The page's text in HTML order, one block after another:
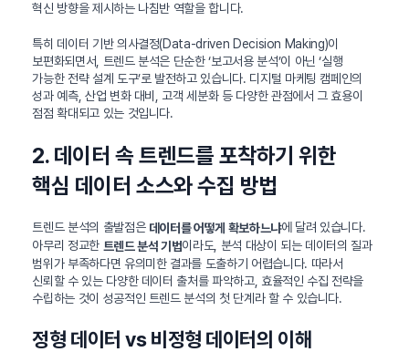
혁신 방향을 제시하는 나침반 역할을 합니다.
특히 데이터 기반 의사결정(Data-driven Decision Making)이
보편화되면서, 트렌드 분석은 단순한 ‘보고서용 분석’이 아닌 ‘실행
가능한 전략 설계 도구’로 발전하고 있습니다. 디지털 마케팅 캠페인의
성과 예측, 산업 변화 대비, 고객 세분화 등 다양한 관점에서 그 효용이
점점 확대되고 있는 것입니다.
2. 데이터 속 트렌드를 포착하기 위한
핵심 데이터 소스와 수집 방법
트렌드 분석의 출발점은 데이터를 어떻게 확보하느냐에 달려 있습니다.
아무리 정교한 트렌드 분석 기법이라도, 분석 대상이 되는 데이터의 질과
범위가 부족하다면 유의미한 결과를 도출하기 어렵습니다. 따라서
신뢰할 수 있는 다양한 데이터 출처를 파악하고, 효율적인 수집 전략을
수립하는 것이 성공적인 트렌드 분석의 첫 단계라 할 수 있습니다.
정형 데이터 vs 비정형 데이터의 이해